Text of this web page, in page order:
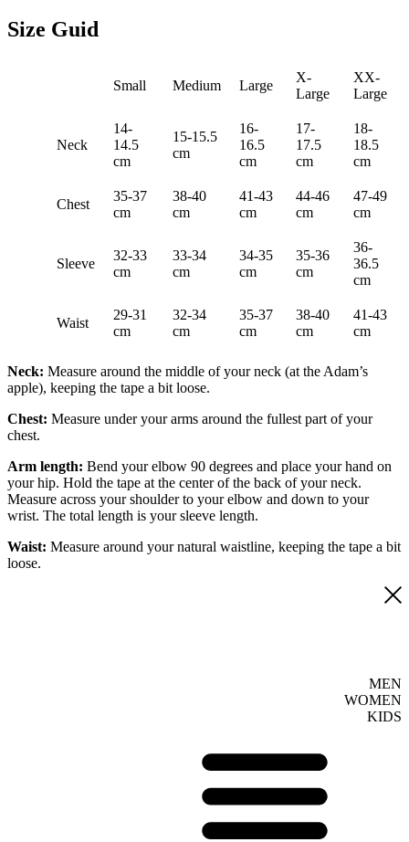
Size Guid
Small Medium Large
X-
Large
XX-
Large
Neck
14-
14.5
cm
15-15.5
cm
16-
16.5
cm
17-
17.5
cm
18-
18.5
cm
Chest
35-37
cm
38-40
cm
41-43
cm
44-46
cm
47-49
cm
Sleeve
32-33
cm
33-34
cm
34-35
cm
35-36
cm
36-
36.5
cm
Waist
29-31
cm
32-34
cm
35-37
cm
38-40
cm
41-43
cm
Neck: Measure around the middle of your neck (at the Adam’s
apple), keeping the tape a bit loose.
Chest: Measure under your arms around the fullest part of your
chest.
Arm length: Bend your elbow 90 degrees and place your hand on
your hip. Hold the tape at the center of the back of your neck.
Measure across your shoulder to your elbow and down to your
wrist. The total length is your sleeve length.
Waist: Measure around your natural waistline, keeping the tape a bit
loose.
MEN
WOMEN
KIDS